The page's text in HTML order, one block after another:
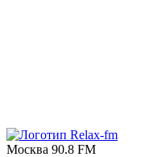
Москва 90.8 FM